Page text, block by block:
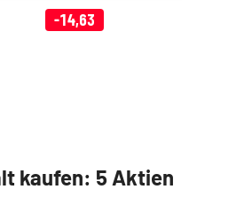
-14,63
kaufen: 5 Aktien